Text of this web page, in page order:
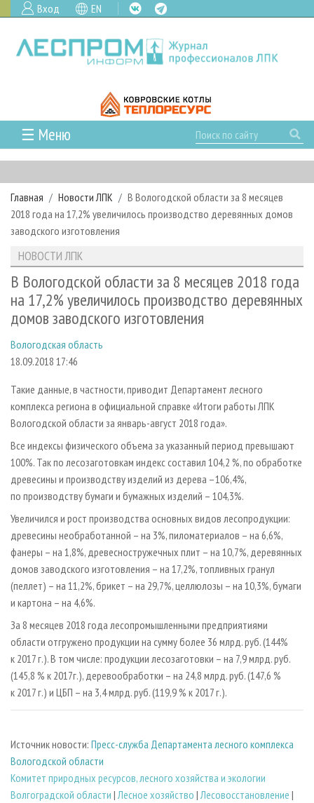
Вход EN
☰ Меню
ГЛАВНАЯ
РУБРИКИ И ТЕМЫ
РУБРИКИ ЖУРНАЛА
ЛЕСНОЕ ХОЗЯЙСТВО
ЛЕСОЗАГОТОВКА
ЛЕСОПИЛЕНИЕ
ДЕРЕВООБРАБОТКА
СУШКА ДРЕВЕСИНЫ
ПРОИЗВОДСТВО ДРЕВЕСНЫХ ПЛИТ
ДЕРЕВЯННОЕ ДОМОСТРОЕНИЕ
ПРОИЗВОДСТВО МЕБЕЛИ
БИОЭНЕРГЕТИКА
ЦБП
ИНСТРУМЕНТ И МАТЕРИАЛЫ
НОВОСТИ
КАЛЕНДАРЬ СОБЫТИЙ
НОВОСТИ ЛПК
НОВОСТИ ЖУРНАЛА
НОВОСТИ КОМПАНИЙ
ПРОЕКТЫ ЛПИ
АНАЛИТИКА
ПРЕДПРИЯТИЯ ЛПК
ЛЕСНЫЕ РЕГИОНЫ РОССИИ
ПЕРСОНЫ
МОБИЛЬНЫЕ ВЫСТАВКИ
ПРИОРИТЕТНЫЕ ИНВЕСТПРОЕКТЫ
RUSSIAN FORESTRY REVIEW
ГАЗЕТА ЛЕСПРОМФОРУМ
БИБЛИОТЕКА СПЕЦИАЛИСТА
АРХИВ
АРХИВ ЖУРНАЛОВ
СТАТЬИ
О ЖУРНАЛЕ
ПОДПИСКА
КОНТАКТЫ
РЕКЛАМОДАТЕЛЯМ
РЕКЛАМА
РЕКЛАМА НА САЙТЕ
Главная Новости ЛПК
В Вологодской области за 8 месяцев
2018 года на 17,2% увеличилось производство деревянных домов
заводского изготовления
НОВОСТИ ЛПК
В Вологодской области за 8 месяцев 2018 года
на 17,2% увеличилось производство деревянных
домов заводского изготовления
Вологодская область
18.09.2018 17:46
Такие данные, в частности, приводит Департамент лесного
комплекса региона в официальной справке «Итоги работы ЛПК
Вологодской области за январь-август 2018 года».
Все индексы физического объема за указанный период превышают
100%. Так по лесозаготовкам индекс составил 104,2 %, по обработке
древесины и производству изделий из дерева –106,4%,
по производству бумаги и бумажных изделий – 104,3%.
Увеличился и рост производства основных видов лесопродукции:
древесины необработанной – на 3%, пиломатериалов – на 6,6%,
фанеры – на 1,8%, древесностружечных плит – на 10,7%, деревянных
домов заводского изготовления – на 17,2%, топливных гранул
(пеллет) – на 11,2%, брикет – на 29,7%, целлюлозы – на 10,3%, бумаги
и картона – на 4,6%.
За 8 месяцев 2018 года лесопромышленными предприятиями
области отгружено продукции на сумму более 36 млрд. руб. (144%
к 2017 г.). В том числе: продукции лесозаготовки – на 7,9 млрд. руб.
(145,8 % к 2017г.), деревообработки – на 24,8 млрд. руб. (147,6 %
к 2017 г.) и ЦБП – на 3,4 млрд. руб. (119,9 % к 2017 г.).
Источник новости: Пресс-служба Департамента лесного комплекса
Вологодской области
Комитет природных ресурсов, лесного хозяйства и экологии
Волгоградской области |Лесное хозяйство |Лесовосстановление |